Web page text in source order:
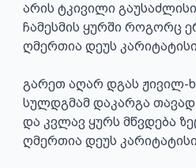
არის ტკივილი
ჩამესმის ყურში როგორც
ღმერთია დეუს
გარეთ აღარ დგას ჟივილ-
სულდგმამ დაკარგა თავად
და კვლავ ყურს მწვდება
ღმერთია დეუს